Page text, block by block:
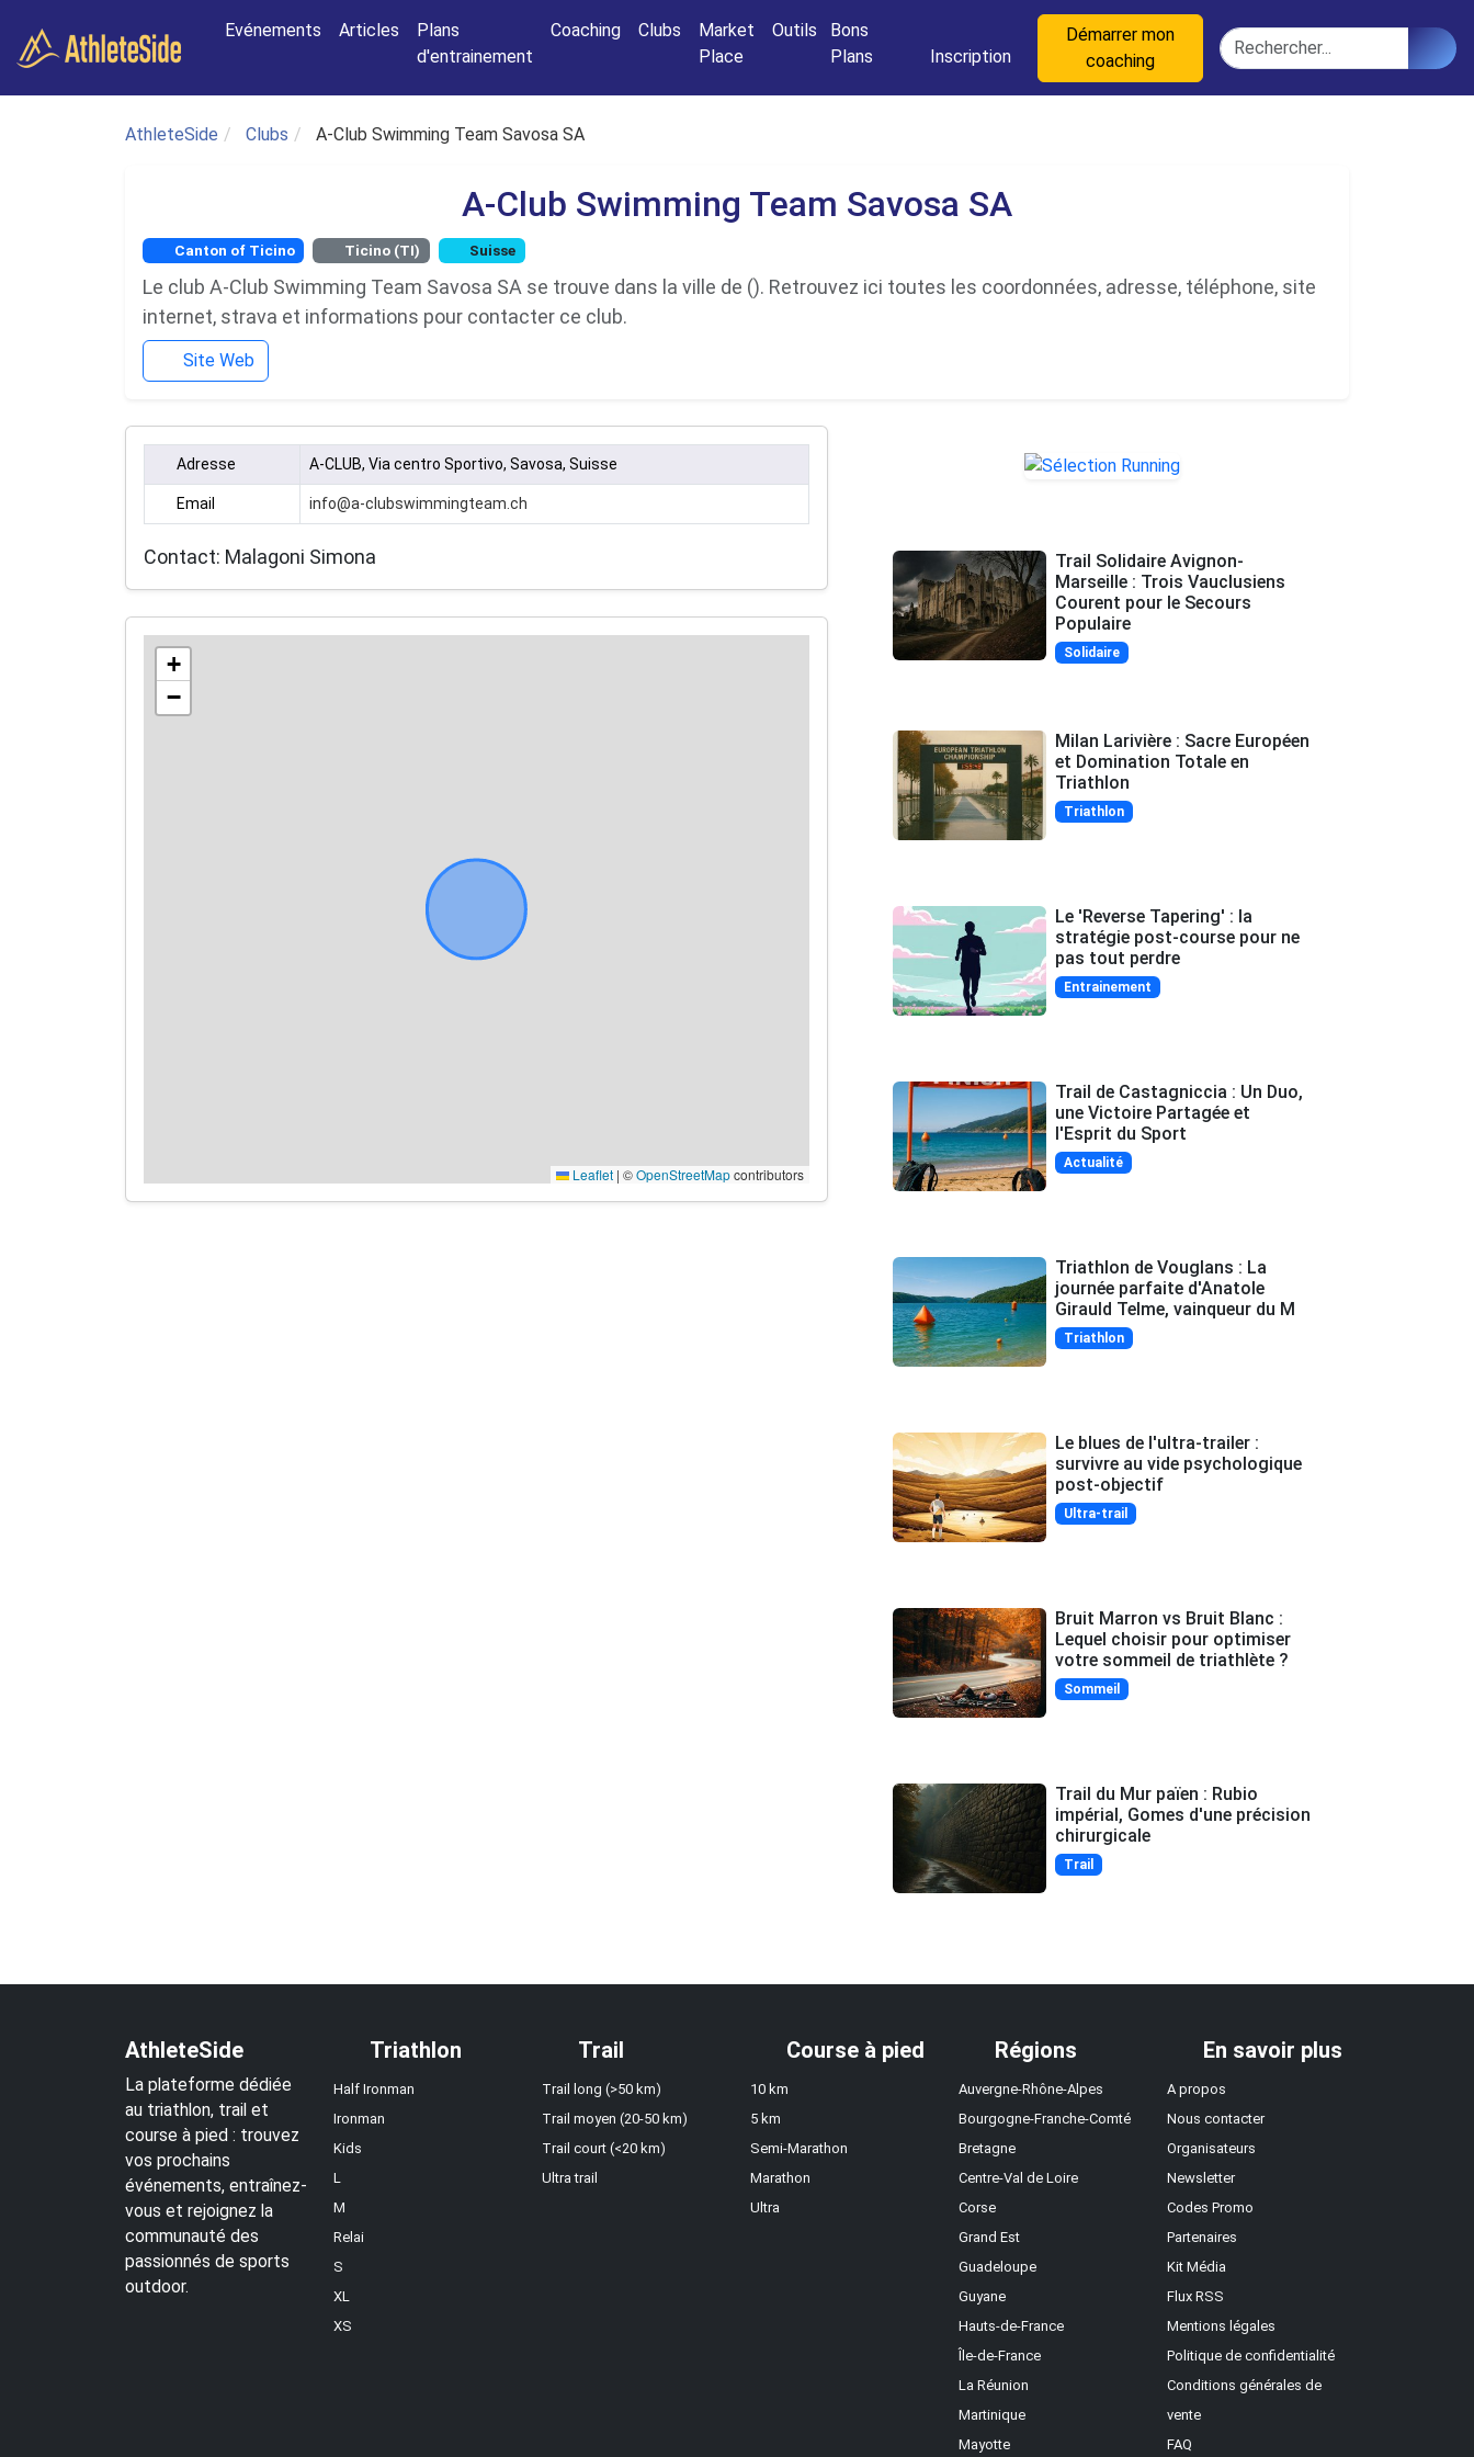
Evénements
Articles
Plans
d'entrainement
Coaching Clubs
Market
Place
Outils
Bons
Plans
Inscription
Démarrer mon
coaching
Rechercher
AthleteSide Clubs A-Club Swimming Team Savosa SA
A-Club Swimming Team Savosa SA
Canton of Ticino Ticino (TI) Suisse
Le club A-Club Swimming Team Savosa SA se trouve dans la ville de (). Retrouvez ici toutes les coordonnées, adresse, téléphone, site
internet, strava et informations pour contacter ce club.
Site Web
Adresse A-CLUB, Via centro Sportivo, Savosa, Suisse
Email info@a-clubswimmingteam.ch
Contact: Malagoni Simona
+
−
Leaflet | ©OpenStreetMapcontributors
Trail Solidaire Avignon-
Marseille : Trois Vauclusiens
Courent pour le Secours
Populaire
Solidaire
Milan Larivière : Sacre Européen
et Domination Totale en
Triathlon
Triathlon
Le 'Reverse Tapering' : la
stratégie post-course pour ne
pas tout perdre
Entrainement
Trail de Castagniccia : Un Duo,
une Victoire Partagée et
l'Esprit du Sport
Actualité
Triathlon de Vouglans : La
journée parfaite d'Anatole
Girauld Telme, vainqueur du M
Triathlon
Le blues de l'ultra-trailer :
survivre au vide psychologique
post-objectif
Ultra-trail
Bruit Marron vs Bruit Blanc :
Lequel choisir pour optimiser
votre sommeil de triathlète ?
Sommeil
Trail du Mur païen : Rubio
impérial, Gomes d'une précision
chirurgicale
Trail
AthleteSide
La plateforme dédiée
au triathlon, trail et
course à pied : trouvez
vos prochains
événements, entraînez-
vous et rejoignez la
communauté des
passionnés de sports
outdoor.
Triathlon
Half Ironman
Ironman
Kids
L
M
Relai
S
XL
XS
Trail
Trail long (>50 km)
Trail moyen (20-50 km)
Trail court (<20 km)
Ultra trail
Course à pied
10 km
5 km
Semi-Marathon
Marathon
Ultra
Régions
Auvergne-Rhône-Alpes
Bourgogne-Franche-Comté
Bretagne
Centre-Val de Loire
Corse
Grand Est
Guadeloupe
Guyane
Hauts-de-France
Île-de-France
La Réunion
Martinique
Mayotte
En savoir plus
A propos
Nous contacter
Organisateurs
Newsletter
Codes Promo
Partenaires
Kit Média
Flux RSS
Mentions légales
Politique de confidentialité
Conditions générales de
vente
FAQ